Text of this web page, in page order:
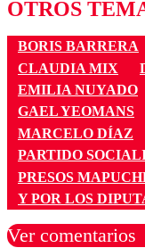
OTROS
BORIS BARRERA
CLAUDIA MIX
EMILIA NUYADO
GAEL YEOMANS
MARCELO DÍAZ
PARTIDO
PRESOS
Y POR LOS
Ver comentarios